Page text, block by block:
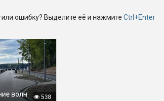
ошибку? Выделите её и нажмите Ctrl+Enter
волн 538